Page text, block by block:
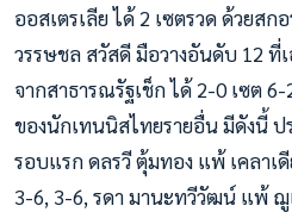
ออสเตรเลีย ได้ 2 เซตรวด ด้วยส
วรรษชล สวัสดี มือวางอันดับ 12 ที่
จากสาธารณรัฐเช็ก ได้ 2-0 เซต
ของนักเทนนิสไทยรายอื่น มีดังนี้ ป
รอบแรก ดลรวี ตุ้มทอง แพ้ เคลาเ
3-6, 3-6, รดา มานะทวีวัฒน์ แพ้ ฌู